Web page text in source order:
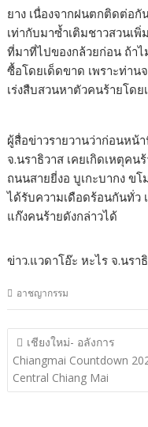
ยาง เนื่องจากฝนตกติดต่อ
เท่ากับมาซ้ำเติมชาวสวนเ
ที่มาที่ไปของกล้วยก่อน ถ้า
ซื้อโดยเด็ดขาด เพราะท่าน
เร่งสืบสวนหาตัวคนร้ายโดย
ผู้สื่อข่าวรายวานว่าก่อนหน้
จ.นราธิวาส เคยเกิดเหตุค
ถนนสายยี่งอ บูเกะบากง ข
ได้รับความเดือดร้อนกันทั่ว
แก๊งคนร้ายดังกล่าวได้
ข่าว.แวดาโอ๊ะ​ หะไร​ จ.นรา
อาชญากรรม
แนะแนว
เรื่อง
เชียงใหม่- อลังการ
Chiangmai Countdown
Central Chiang Mai